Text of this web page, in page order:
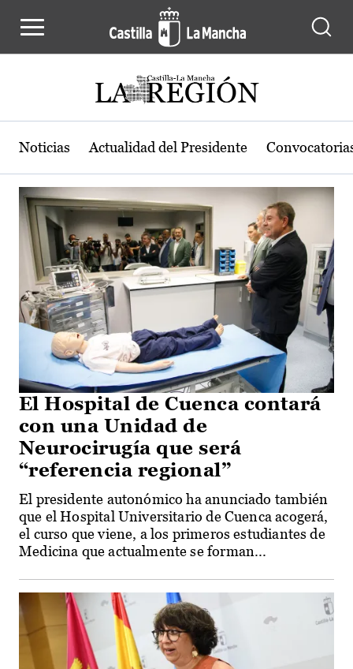
Actualidad de la región de Castilla-
Noticias Actualidad del Presidente
El Hospital de Cuenca contará
con una Unidad de
Neurocirugía que será
“referencia regional”
El presidente autonómico ha anunciado también
que el Hospital Universitario de Cuenca acogerá,
el curso que viene, a los primeros estudiantes de
Medicina que actualmente se forman...